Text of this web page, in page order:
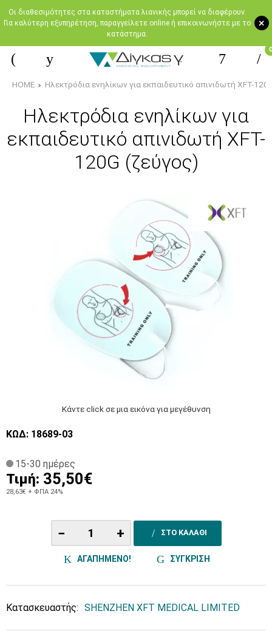
+
Oι διαθεσιμότητες στα καταστήματα λιανικής μπορεί να διαφέρουν.
Για καλύτερη εξυπηρέτηση, παραγγείλετε online ή επικοινωνήστε με το
κατάστημα.
0
HOME Ηλεκτρόδια ενηλίκων για εκπαιδευτικό απινιδωτή XFT-
Ηλεκτρόδια ενηλίκων για
εκπαιδευτικό απινιδωτή XFT-
120G (ζεύγος)
Κάντε click σε μια εικόνα για μεγέθυνση
ΚΩΔ: 18689-03
15-30 ημέρες
Τιμή: 35,50€
28,63€ + ΦΠΑ 24%
− + ΣΤΟ ΚΑΛΑΘΙ
ΑΓΑΠΗΜΕΝΟ! ΣΥΓΚΡΙΣΗ
Κατασκευαστής: SHENZHEN XFT MEDICAL LIMITED